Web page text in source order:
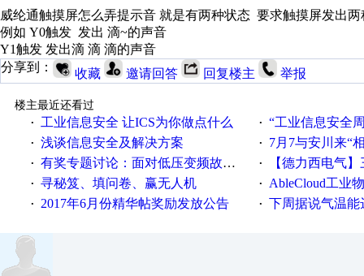
威纶通触摸屏怎么弄提示音 就是有两种状态 要求触摸屏发出
例如 Y0触发 发出 滴~的声音
Y1触发 发出滴 滴 滴的声音
分享到：
收藏 邀请回答 回复楼主 举报
楼主最近还看过
·
工业信息安全 让ICS为你做点什么 · “工业信息安全周之我见”
· 浅谈信息安全及解决方案 · 7月7与安川来“
· 有奖专题讨论：面对低压变频故障，老手是这样解决的！ · 【德力西电气】三
· 寻秘笈、填问卷、赢无人机 · AbleCloud工业物联
· 2017年6月份精华帖奖励发放公告 · 下周据说气温能